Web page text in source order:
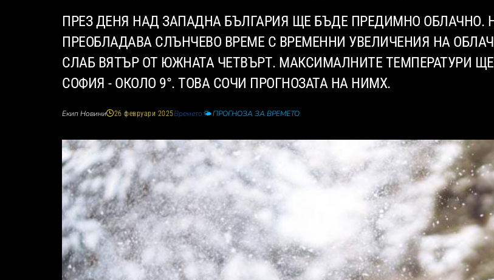
ПРЕЗ ДЕНЯ НАД ЗАПАДНА БЪЛГАРИЯ ЩЕ БЪДЕ ПРЕДИМНО ОБЛАЧНО.
ПРЕОБЛАДАВА СЛЪНЧЕВО ВРЕМЕ С ВРЕМЕННИ УВЕЛИЧЕНИЯ НА
СЛАБ ВЯТЪР ОТ ЮЖНАТА ЧЕТВЪРТ. МАКСИМАЛНИТЕ ТЕМПЕРАТУРИ
СОФИЯ - ОКОЛО 9°. ТОВА СОЧИ ПРОГНОЗАТА НА НИМХ.
Екип Новини 26 февруари 2025Времето🌤️ ПРОГНОЗА ЗА ВРЕМЕТО